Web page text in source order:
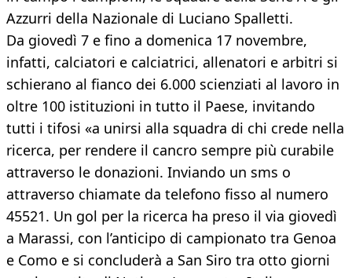
Azzurri della Nazionale di Luciano Spalletti.
Da giovedì 7 e fino a domenica 17 novembre,
infatti, calciatori e calciatrici, allenatori e arbitri si
schierano al fianco dei 6.000 scienziati al lavoro in
oltre 100 istituzioni in tutto il Paese, invitando
tutti i tifosi «a unirsi alla squadra di chi crede nella
ricerca, per rendere il cancro sempre più curabile
attraverso le donazioni. Inviando un sms o
attraverso chiamate da telefono fisso al numero
45521. Un gol per la ricerca ha preso il via giovedì
a Marassi, con l’anticipo di campionato tra Genoa
e Como e si concluderà a San Siro tra otto giorni